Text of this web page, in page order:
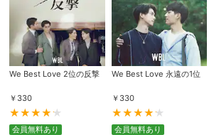
We Best Love 2位の反撃
￥ 330
会員無料あり
We Best Love 永遠の1位
￥ 330
会員無料あり